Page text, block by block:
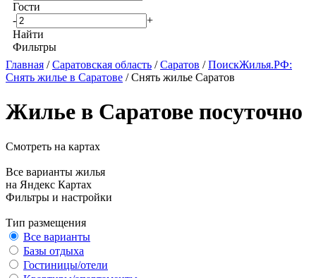
Гости
-
+
Найти
Фильтры
Главная /Саратовская область /Саратов /ПоискЖилья.РФ:
Снять жилье в Саратове / Снять жилье Саратов
Жилье в Саратове посуточно
Смотреть на картах
Все варианты жилья
на Яндекс Картах
Фильтры и настройки
Тип размещения
Все варианты
Базы отдыха
Гостиницы/отели